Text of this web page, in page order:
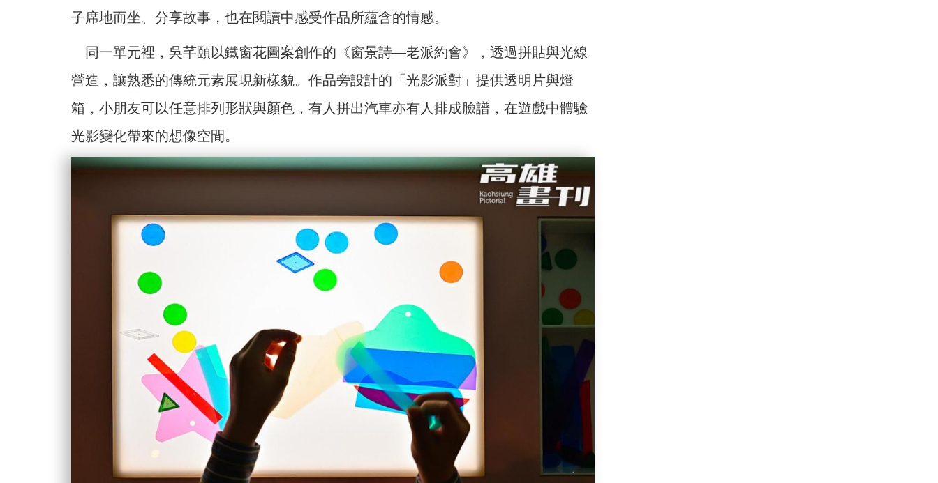
子席地而坐、分享故事，也在閱讀中感受作品所蘊含的情感。
同一單元裡，吳芊頤以鐵窗花圖案創作的《窗景詩—老派約會》，透過拼貼與光線
營造，讓熟悉的傳統元素展現新樣貌。作品旁設計的「光影派對」提供透明片與燈
箱，小朋友可以任意排列形狀與顏色，有人拼出汽車亦有人排成臉譜，在遊戲中體驗
光影變化帶來的想像空間。